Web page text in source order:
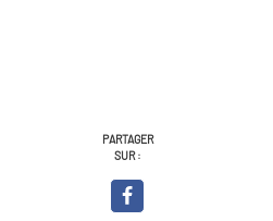
PARTAGER
SUR :